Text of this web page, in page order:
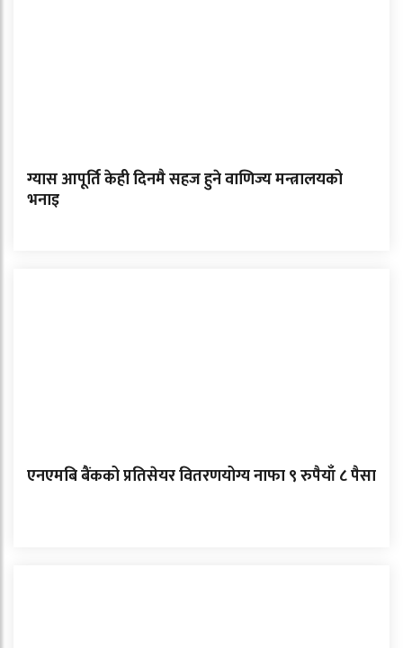
ग्यास आपूर्ति केही दिनमै सहज हुने वाणिज्य मन्त्रालयको
भनाइ
एनएमबि बैंकको प्रतिसेयर वितरणयोग्य नाफा ९ रुपैयाँ ८ पैसा